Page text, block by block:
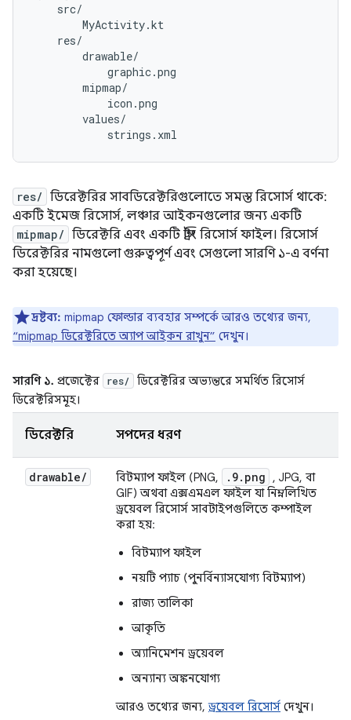
    src/
        MyActivity.kt
    res/
        drawable/
            graphic.png
        mipmap/
            icon.png
        values/
res/ ডিরেক্টরির সাবডিরেক্টরিগুলোতে সমস্ত রিসোর্স থাকে:
একটি ইমেজ রিসোর্স, লঞ্চার আইকনগুলোর জন্য একটি
mipmap/ ডিরেক্টরি এবং একটি স্ট্রিং রিসোর্স ফাইল। রিসোর্স
ডিরেক্টরির নামগুলো গুরুত্বপূর্ণ এবং সেগুলো সারণি ১-এ বর্ণনা
করা হয়েছে।
দ্রষ্টব্য: mipmap ফোল্ডার ব্যবহার সম্পর্কে আরও তথ্যের জন্য,
“mipmap ডিরেক্টরিতে অ্যাপ আইকন রাখুন” দেখুন।
সারণি ১. প্রজেক্টের res/
ডিরেক্টরির অভ্যন্তরে সমর্থিত রিসোর্স
ডিরেক্টরিসমূহ।
ডিরেক্টরি সম্পদের ধরণ
drawable/ বিটম্যাপ ফাইল (PNG, .9.png
, JPG, বা
GIF) অথবা এক্সএমএল ফাইল যা নিম্নলিখিত
ড্রয়েবল রিসোর্স সাবটাইপগুলিতে কম্পাইল
করা হয়:
বিটম্যাপ ফাইল
নয়টি প্যাচ (পুনর্বিন্যাসযোগ্য বিটম্যাপ)
রাজ্য তালিকা
আকৃতি
অ্যানিমেশন ড্রয়েবল
অন্যান্য অঙ্কনযোগ্য
আরও তথ্যের জন্য,ড্রয়েবল রিসোর্স দেখুন।